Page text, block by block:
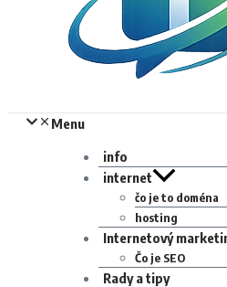
Menu
info
internet
čo je to doména
hosting
Internetový
Čo je SEO
Rady a tipy